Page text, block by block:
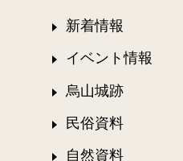
新着情報
イベント情報
烏山城跡
民俗資料
自然資料